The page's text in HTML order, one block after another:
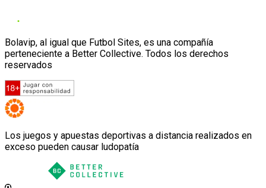
Bolavip, al igual que Futbol Sites, es una compañía
perteneciente a Better Collective. Todos los derechos
reservados
Los juegos y apuestas deportivas a distancia realizados en
exceso pueden causar ludopatía